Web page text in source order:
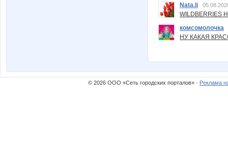
Nata.li
комсомолочка
НУ КАКАЯ
© 2026 ООО «Сеть городских порталов» · Реклама